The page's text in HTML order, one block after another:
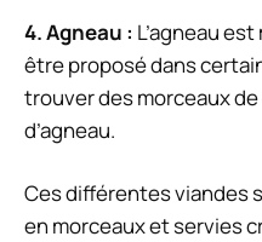
4. Agneau : L’agneau
être proposé dans
trouver des morceaux de
d’agneau.
Ces différentes viandes
en morceaux et servies